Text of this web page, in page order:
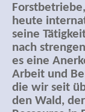
heute
seine
nach
es eine
Arbeit und
die wir seit
den Wald,